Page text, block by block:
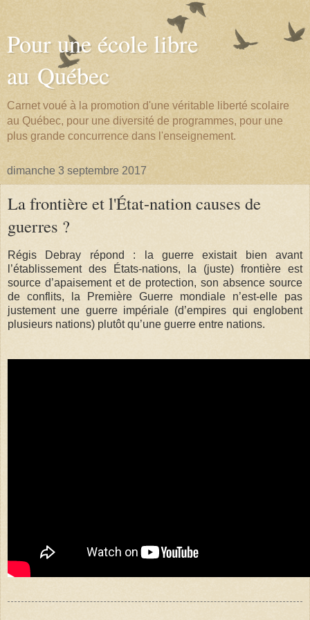
Pour une école libre
au Québec
Carnet voué à la promotion d'une véritable liberté scolaire
au Québec, pour une diversité de programmes, pour une
plus grande concurrence dans l'enseignement.
dimanche 3 septembre 2017
La frontière et l'État-nation causes de
guerres ?
Régis Debray répond : la guerre existait bien avant
l’établissement des États-nations, la (juste) frontière est
source d’apaisement et de protection, son absence source
de conflits, la Première Guerre mondiale n’est-elle pas
justement une guerre impériale (d’empires qui englobent
plusieurs nations) plutôt qu’une guerre entre nations.